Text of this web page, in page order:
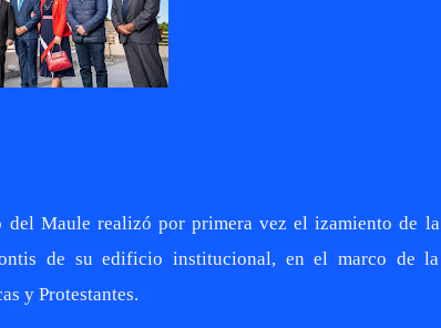
Maule realizó por primera vez el izamiento de la
de su edificio institucional, en el marco de la
y Protestantes.